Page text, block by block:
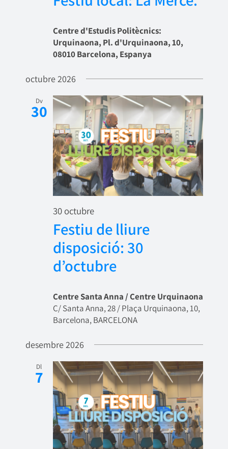
Centre d'Estudis Politècnics:
Urquinaona, Pl. d'Urquinaona, 10,
08010 Barcelona, Espanya
octubre 2026
Dv
30
30 octubre
Festiu de lliure
disposició: 30
d’octubre
Centre Santa Anna / Centre Urquinaona
C/ Santa Anna, 28 / Plaça Urquinaona, 10,
Barcelona, BARCELONA
desembre 2026
Dl
7